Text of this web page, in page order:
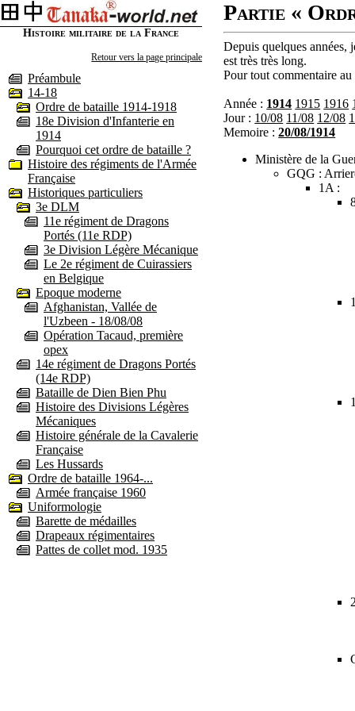
Histoire militaire de la France
Retour vers la page principale
Préambule
14-18
Ordre de bataille 1914-1918
18e Division d'Infanterie en
1914
Pourquoi cet ordre de bataille ?
Histoire des régiments de l'Armée
Française
Historiques particuliers
3e DLM
11e régiment de Dragons
Portés (11e RDP)
3e Division Légère Mécanique
Le 2e régiment de Cuirassiers
en Belgique
Epoque moderne
Afghanistan, Vallée de
l'Uzbeen - 18/08/08
Opération Tacaud, première
opex
14e régiment de Dragons Portés
(14e RDP)
Bataille de Dien Bien Phu
Histoire des Divisions Légères
Mécaniques
Histoire générale de la Cavalerie
Française
Les Hussards
Ordre de bataille 1964-...
Armée française 1960
Uniformologie
Barette de médailles
Drapeaux régimentaires
Pattes de collet mod. 1935
Partie «
Depuis quelques années,
est très très long.
Pour tout commentaire
Année : 1914 1915 1916
Jour : 10/08 11/08 12/08
Memoire :20/08/1914
Ministère de la
GQG :
1A :